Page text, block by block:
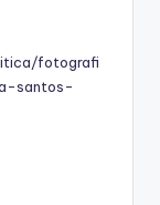
fotografi
santos-